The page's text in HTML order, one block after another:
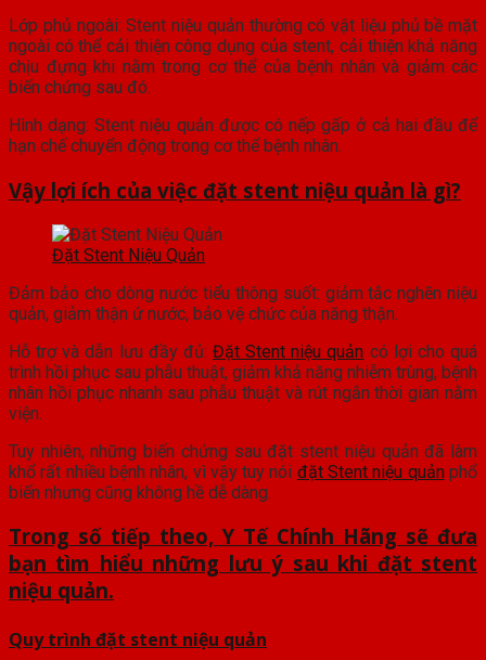
Lớp phủ ngoài: Stent niệu quản thường có vật liệu phủ bề mặt
ngoài có thể cải thiện công dụng của stent, cải thiện khả năng
chịu đựng khi nằm trong cơ thể của bệnh nhân và giảm các
biến chứng sau đó.
Hình dạng: Stent niệu quản được có nếp gấp ở cả hai đầu để
hạn chế chuyển động trong cơ thể bệnh nhân.
Vậy lợi ích của việc đặt stent niệu quản là gì?
Đặt Stent Niệu Quản
Đảm bảo cho dòng nước tiểu thông suốt: giảm tắc nghẽn niệu
quản, giảm thận ứ nước, bảo vệ chức của năng thận.
Hỗ trợ và dẫn lưu đầy đủ: Đặt Stent niệu quản có lợi cho quá
trình hồi phục sau phẫu thuật, giảm khả năng nhiễm trùng, bệnh
nhân hồi phục nhanh sau phẫu thuật và rút ngắn thời gian nằm
viện.
Tuy nhiên, những biến chứng sau đặt stent niệu quản đã làm
khổ rất nhiều bệnh nhân, vì vậy tuy nói đặt Stent niệu quảnphổ
biến nhưng cũng không hề dễ dàng.
Trong số tiếp theo, Y Tế Chính Hãng sẽ đưa
bạn tìm hiểu những lưu ý sau khi đặt stent
niệu quản.
Quy trình đặt stent niệu quản